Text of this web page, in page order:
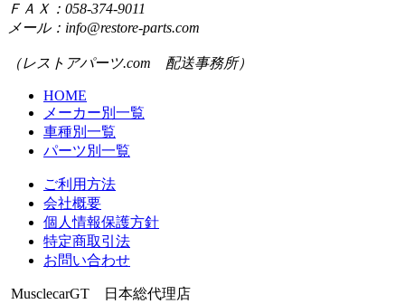
ＦＡＸ：058-374-9011
メール：info@restore-parts.com
（レストアパーツ.com 配送事務所）
HOME
メーカー別一覧
車種別一覧
パーツ別一覧
ご利用方法
会社概要
個人情報保護方針
特定商取引法
お問い合わせ
MusclecarGT 日本総代理店